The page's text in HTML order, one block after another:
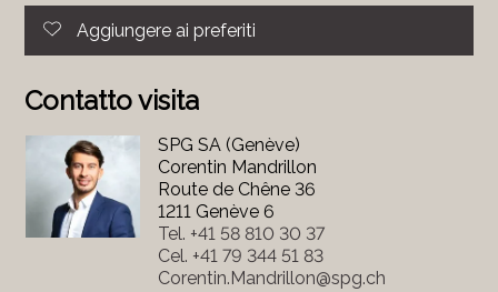
Aggiungere ai preferiti
Contatto visita
SPG SA (Genève)
Corentin Mandrillon
Route de Chêne 36
1211 Genève 6
Tel. +41 58 810 30 37
Cel. +41 79 344 51 83
Corentin.Mandrillon@spg.ch